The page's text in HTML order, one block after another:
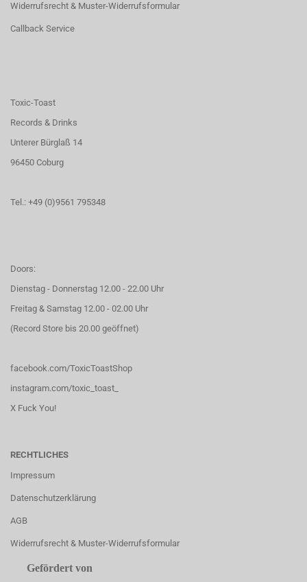
Widerrufsrecht & Muster-Widerrufsformular
Callback Service
Toxic-Toast
Records & Drinks
Unterer Bürglaß 14
96450 Coburg
Tel.: +49 (0)9561 795348
Doors:
Dienstag - Donnerstag 12.00 - 22.00 Uhr
Freitag & Samstag 12.00 - 02.00 Uhr
(Record Store bis 20.00 geöffnet)
facebook.com/ToxicToastShop
instagram.com/toxic_toast_
X Fuck You!
RECHTLICHES
Impressum
Datenschutzerklärung
AGB
Widerrufsrecht & Muster-Widerrufsformular
Gefördert von